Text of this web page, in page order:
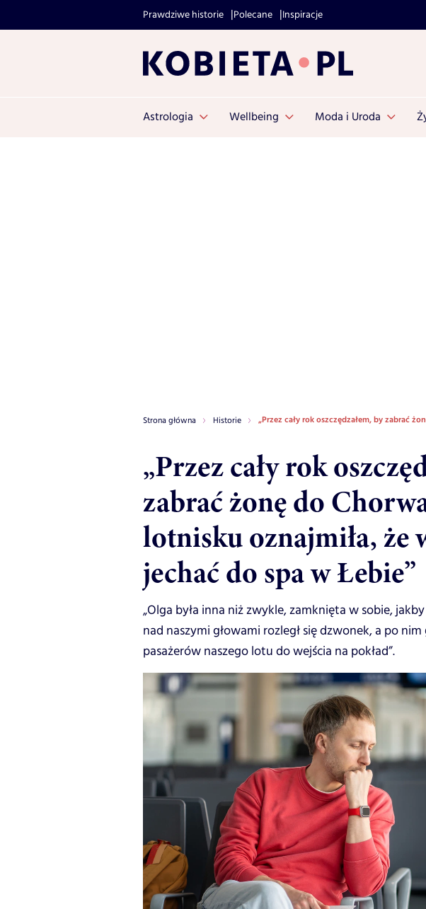
Prawdziwe historie Polecane Inspiracje
Astrologia Wellbeing Moda i Uroda
Strona główna Historie „Przez cały rok oszczędzałem, by zabrać
„Przez cały rok
zabrać żonę do
lotnisku oznajmiła, że
jechać do spa w Łebie”
„Olga była inna niż zwykle, zamknięta w sobie,
nad naszymi głowami rozległ się dzwonek, a po nim
pasażerów naszego lotu do wejścia na pokład”.